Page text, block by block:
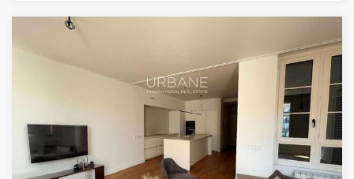
altos,lo que le proporciona mayor amplitud y luminosidad,
suelos de parquet, carpintería de aluminio, y aire
acondicionado en toda la vivienda por
conductos.Idealmente situada cerca de Paseig San Joan, El
Born y Paseig de Gràcia, rodeado de comercios y servicios.
Excelente comunicación por transporte público.